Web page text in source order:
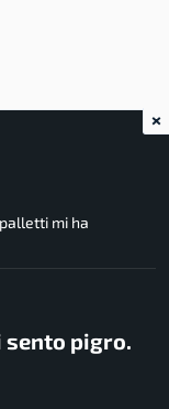
mi ha
sento pigro.
×